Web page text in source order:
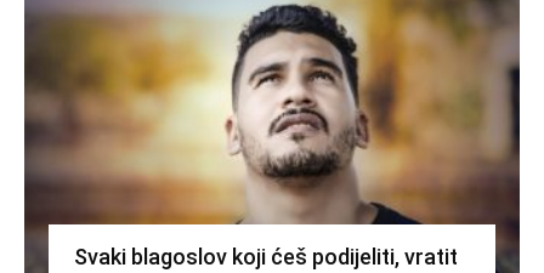
Svaki blagoslov koji ćeš podijeliti, vratit